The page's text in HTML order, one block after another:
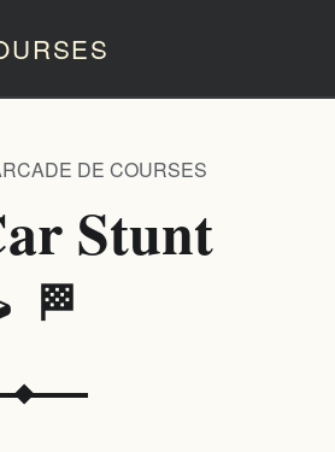
Stunt
🏁
DE COURSES